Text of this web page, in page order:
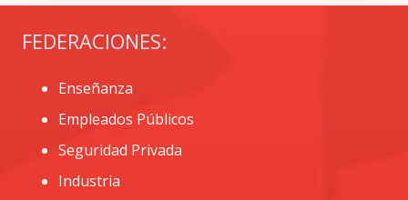
FEDERACIONES:
Enseñanza
Empleados Públicos
Seguridad Privada
Industria